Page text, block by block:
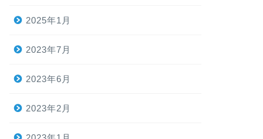
2025年1月
2023年7月
2023年6月
2023年2月